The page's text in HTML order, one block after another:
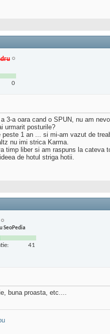
0
3-a oara cand o SPUN, nu am
urmarit posturile?
peste 1 an ... si mi-am vazut de
nu imi strica Karma.
timp liber si am raspuns la cateva
de hotul striga hotii.
SeoPedia
41
buna proasta, etc....